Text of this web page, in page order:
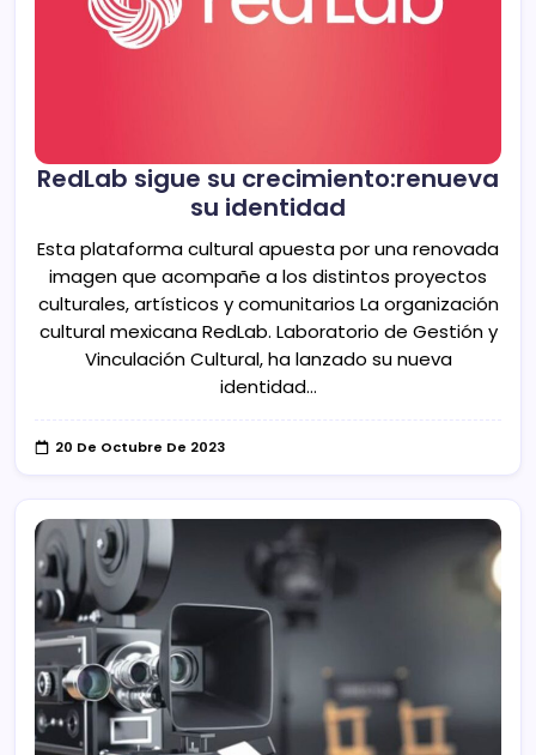
RedLab sigue su crecimiento:renueva
su identidad
Esta plataforma cultural apuesta por una renovada
imagen que acompañe a los distintos proyectos
culturales, artísticos y comunitarios La organización
cultural mexicana RedLab. Laboratorio de Gestión y
Vinculación Cultural, ha lanzado su nueva
identidad…
20 De Octubre De 2023